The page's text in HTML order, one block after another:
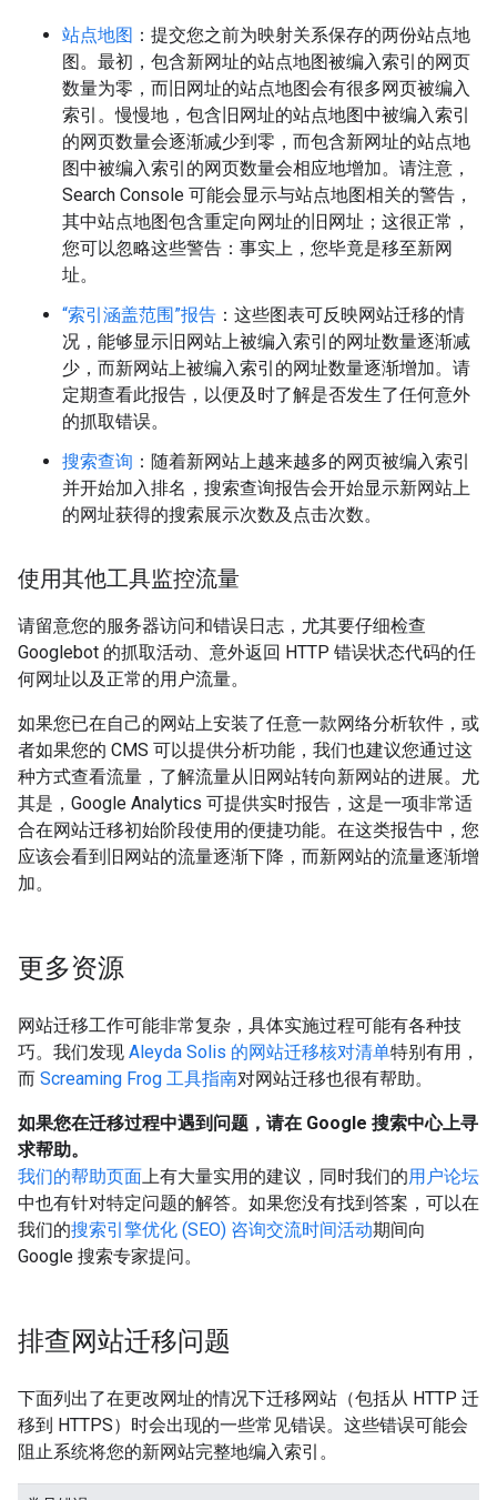
站点地图 ：提交您之前为映射关系保存的两份站点地
图。最初，包含新网址的站点地图被编入索引的网页
数量为零，而旧网址的站点地图会有很多网页被编入
索引。慢慢地，包含旧网址的站点地图中被编入索引
的网页数量会逐渐减少到零，而包含新网址的站点地
图中被编入索引的网页数量会相应地增加。请注意，
Search Console 可能会显示与站点地图相关的警告，
其中站点地图包含重定向网址的旧网址；这很正常，
您可以忽略这些警告：事实上，您毕竟是移至新网
址。
“索引涵盖范围”报告 ：这些图表可反映网站迁移的情
况，能够显示旧网站上被编入索引的网址数量逐渐减
少，而新网站上被编入索引的网址数量逐渐增加。请
定期查看此报告，以便及时了解是否发生了任何意外
的抓取错误。
搜索查询 ：随着新网站上越来越多的网页被编入索引
并开始加入排名，搜索查询报告会开始显示新网站上
的网址获得的搜索展示次数及点击次数。
使用其他工具监控流量
请留意您的服务器访问和错误日志，尤其要仔细检查
Googlebot 的抓取活动、意外返回 HTTP 错误状态代码的任
何网址以及正常的用户流量。
如果您已在自己的网站上安装了任意一款网络分析软件，或
者如果您的 CMS 可以提供分析功能，我们也建议您通过这
种方式查看流量，了解流量从旧网站转向新网站的进展。尤
其是，Google Analytics 可提供实时报告，这是一项非常适
合在网站迁移初始阶段使用的便捷功能。在这类报告中，您
应该会看到旧网站的流量逐渐下降，而新网站的流量逐渐增
加。
更多资源
网站迁移工作可能非常复杂，具体实施过程可能有各种技
巧。我们发现 Aleyda Solis 的网站迁移核对清单特别有用，
而 Screaming Frog 工具指南对网站迁移也很有帮助。
如果您在迁移过程中遇到问题，请在 Google 搜索中心上寻
求帮助。
我们的帮助页面上有大量实用的建议，同时我们的用户论坛
中也有针对特定问题的解答。如果您没有找到答案，可以在
我们的搜索引擎优化 (SEO) 咨询交流时间活动期间向
Google 搜索专家提问。
排查网站迁移问题
下面列出了在更改网址的情况下迁移网站（包括从 HTTP 迁
移到 HTTPS）时会出现的一些常见错误。这些错误可能会
阻止系统将您的新网站完整地编入索引。